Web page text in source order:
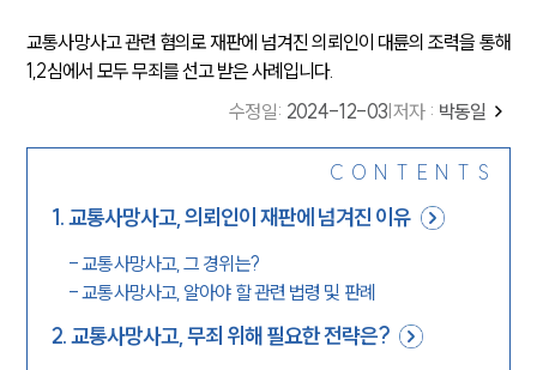
교통사망사고 관련 혐의로 재판에 넘겨진 의뢰인이 대륜의 조력을 통해
1,2심에서 모두 무죄를 선고 받은 사례입니다.
수정일: 2024-12-03 저자 : 박동일
CONTENTS
1.교통사망사고, 의뢰인이 재판에 넘겨진 이유
-교통사망사고, 그 경위는?
-교통사망사고, 알아야 할 관련 법령 및 판례
2.교통사망사고, 무죄 위해 필요한 전략은?